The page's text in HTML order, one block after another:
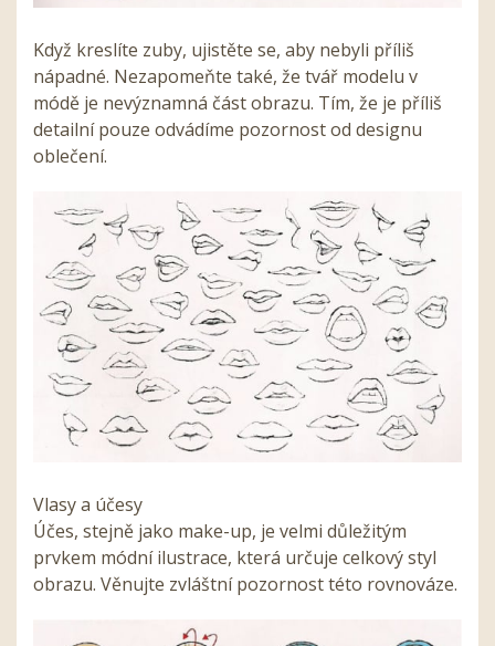
Když kreslíte zuby, ujistěte se, aby nebyli příliš
nápadné. Nezapomeňte také, že tvář modelu v
módě je nevýznamná část obrazu. Tím, že je příliš
detailní pouze odvádíme pozornost od designu
oblečení.
Vlasy a účesy
Účes, stejně jako make-up, je velmi důležitým
prvkem módní ilustrace, která určuje celkový styl
obrazu. Věnujte zvláštní pozornost této rovnováze.